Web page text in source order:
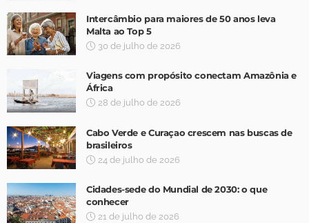
Intercâmbio para maiores de 50 anos leva
Malta ao Top 5
30 de julho de 2026
Viagens com propósito conectam Amazônia e
África
28 de julho de 2026
Cabo Verde e Curaçao crescem nas buscas de
brasileiros
24 de julho de 2026
Cidades-sede do Mundial de 2030: o que
conhecer
21 de julho de 2026